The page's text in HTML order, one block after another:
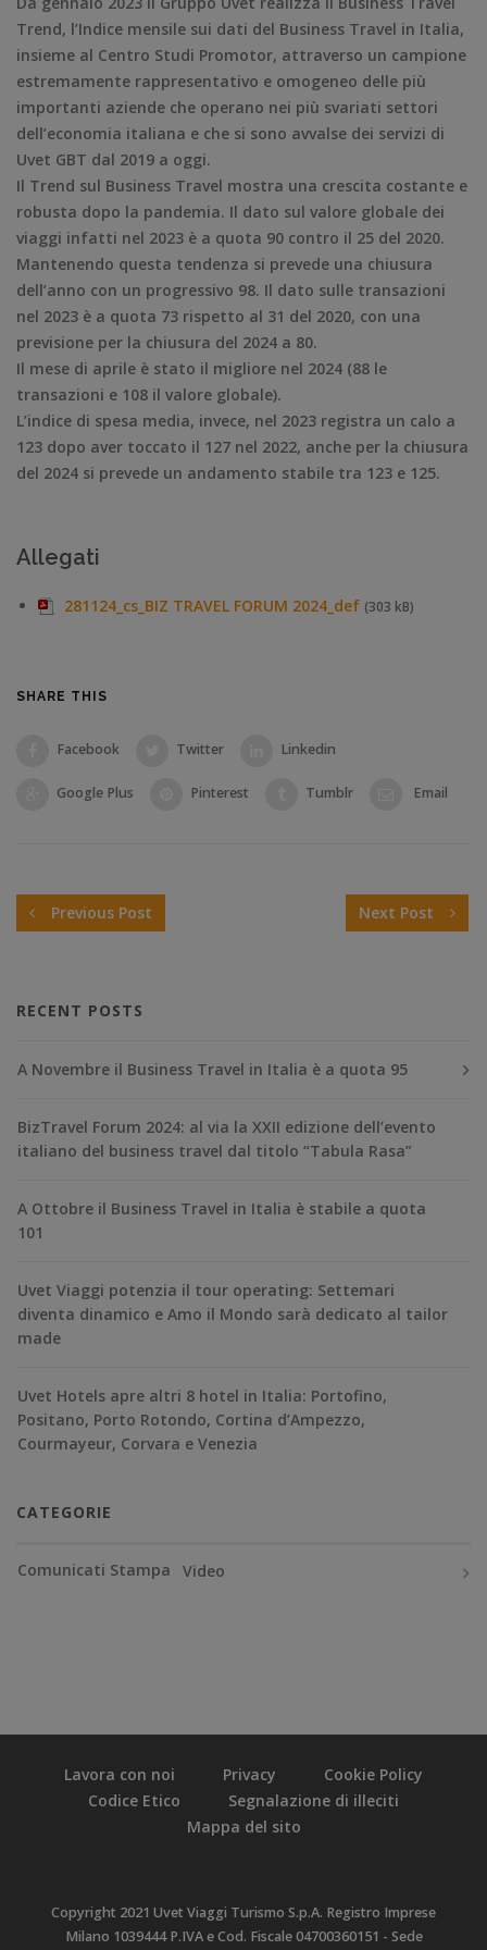
Trend, l’Indice mensile sui dati del Business Travel in Italia,
insieme al Centro Studi Promotor, attraverso un campione
estremamente rappresentativo e omogeneo delle più
importanti aziende che operano nei più svariati settori
dell’economia italiana e che si sono avvalse dei servizi di
Uvet GBT dal 2019 a oggi.
Il Trend sul Business Travel mostra una crescita costante e
robusta dopo la pandemia. Il dato sul valore globale dei
viaggi infatti nel 2023 è a quota 90 contro il 25 del 2020.
Mantenendo questa tendenza si prevede una chiusura
dell’anno con un progressivo 98. Il dato sulle transazioni
nel 2023 è a quota 73 rispetto al 31 del 2020, con una
previsione per la chiusura del 2024 a 80.
Il mese di aprile è stato il migliore nel 2024 (88 le
transazioni e 108 il valore globale).
L’indice di spesa media, invece, nel 2023 registra un calo a
123 dopo aver toccato il 127 nel 2022, anche per la chiusura
del 2024 si prevede un andamento stabile tra 123 e 125.
Allegati
281124_cs_BIZ TRAVEL FORUM 2024_def (303 kB)
SHARE THIS
Facebook Twitter Linkedin
Google Plus Pinterest Tumblr Email
Previous Post Next Post
RECENT POSTS
A Novembre il Business Travel in Italia è a quota 95
BizTravel Forum 2024: al via la XXII edizione dell’evento
italiano del business travel dal titolo “Tabula Rasa”
A Ottobre il Business Travel in Italia è stabile a quota
101
Uvet Viaggi potenzia il tour operating: Settemari
diventa dinamico e Amo il Mondo sarà dedicato al tailor
made
Uvet Hotels apre altri 8 hotel in Italia: Portofino,
Positano, Porto Rotondo, Cortina d’Ampezzo,
Courmayeur, Corvara e Venezia
CATEGORIE
Comunicati Stampa Video
Lavora con noi Privacy
Cookie Policy
Codice Etico
Segnalazione di illeciti
Mappa del sito
Copyright 2021 Uvet Viaggi Turismo S.p.A. Registro Imprese
Milano 1039444 P.IVA e Cod. Fiscale 04700360151 - Sede